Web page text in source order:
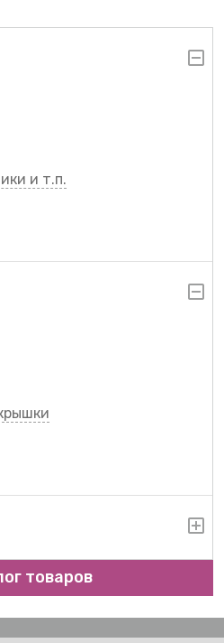
и т.п.
товаров